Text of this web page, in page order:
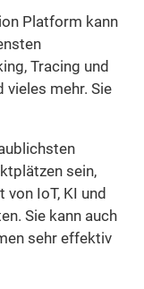
Platform kann
Tracing und
mehr. Sie
sein,
IoT, KI und
Sie kann auch
sehr effektiv